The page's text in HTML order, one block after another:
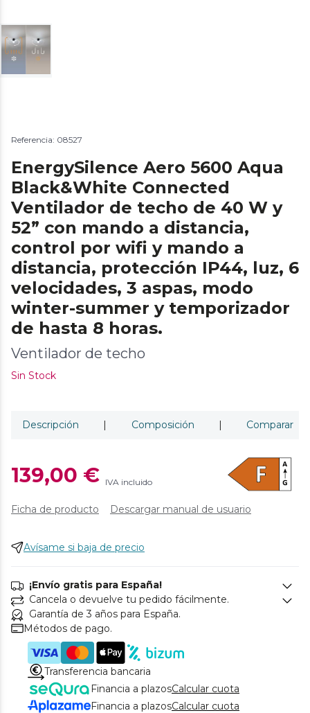
Referencia: 08527
EnergySilence Aero 5600 Aqua
Black&White Connected
Ventilador de techo de 40 W y
52” con mando a distancia,
control por wifi y mando a
distancia, protección IP44, luz, 6
velocidades, 3 aspas, modo
winter-summer y temporizador
de hasta 8 horas.
Ventilador de techo
Sin Stock
Descripción | Composición | Comparar
139,00 € IVA incluido
Ficha de producto Descargar manual de usuario
Avísame si baja de precio
¡Envío gratis para España!
Cancela o devuelve tu pedido fácilmente.
Garantía de 3 años para España.
Métodos de pago.
Transferencia bancaria
Financia a plazosCalcular cuota
Financia a plazosCalcular cuota